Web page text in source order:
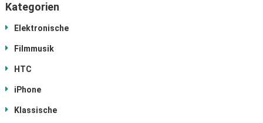
Kategorien
Elektronische
Filmmusik
HTC
iPhone
Klassische